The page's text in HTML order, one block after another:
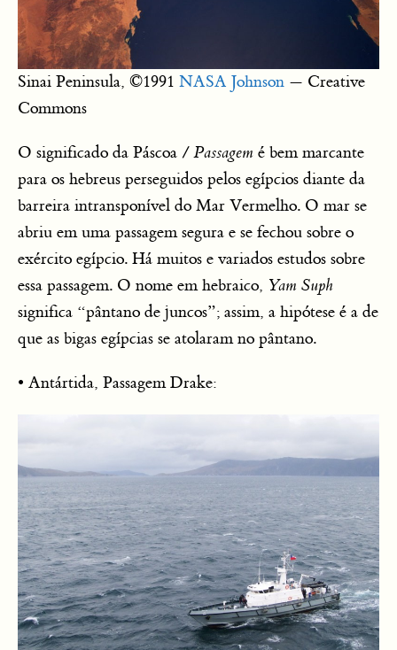
Sinai Peninsula, ©1991 NASA Johnson — Creative
Commons
O significado da Páscoa /Passagem é bem marcante
para os hebreus perseguidos pelos egípcios diante da
barreira intransponível do Mar Vermelho. O mar se
abriu em uma passagem segura e se fechou sobre o
exército egípcio. Há muitos e variados estudos sobre
essa passagem. O nome em hebraico, Yam Suph
significa “pântano de juncos”; assim, a hipótese é a de
que as bigas egípcias se atolaram no pântano.
• Antártida, Passagem Drake: